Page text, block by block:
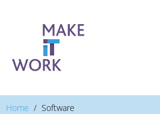
Home Software